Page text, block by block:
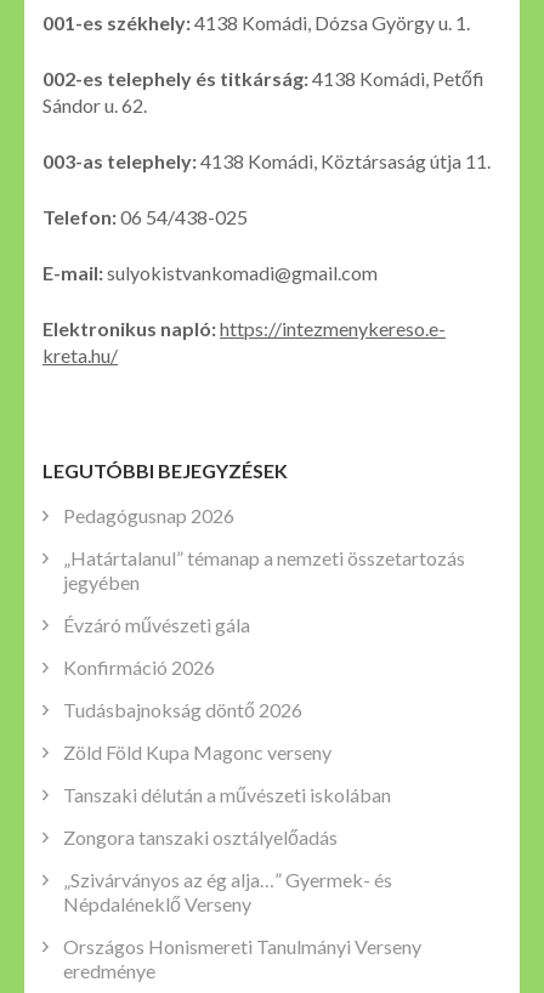
001-es székhely:4138 Komádi, Dózsa György u. 1.
002-es telephely és titkárság:4138 Komádi, Petőfi
Sándor u. 62.
003-as telephely:4138 Komádi, Köztársaság útja 11.
Telefon:06 54/438-025
E-mail:sulyokistvankomadi@gmail.com
Elektronikus napló:https://intezmenykereso.e-
kreta.hu/
LEGUTÓBBI BEJEGYZÉSEK
Pedagógusnap 2026
„Határtalanul” témanap a nemzeti összetartozás
jegyében
Évzáró művészeti gála
Konfirmáció 2026
Tudásbajnokság döntő 2026
Zöld Föld Kupa Magonc verseny
Tanszaki délután a művészeti iskolában
Zongora tanszaki osztályelőadás
„Szivárványos az ég alja…” Gyermek- és
Népdaléneklő Verseny
Országos Honismereti Tanulmányi Verseny
eredménye